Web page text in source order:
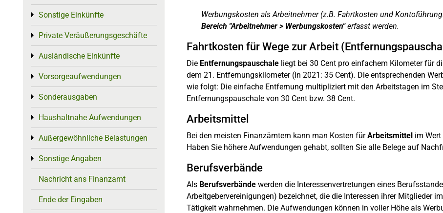
Werbungskosten als Arbeitnehmer (z.B. Fahrtkosten und
Bereich "Arbeitnehmer > Werbungskosten"erfasst werden.
Fahrtkosten für Wege zur Arbeit
Die Entfernungspauschale liegt bei 30 Cent pro einfachem Kilometer für
dem 21. Entfernungskilometer (in 2021: 35 Cent). Die entsprechenden
wie folgt: Die einfache Entfernung multipliziert mit den Arbeitstagen im
Entfernungspauschale von 30 Cent bzw. 38 Cent.
Arbeitsmittel
Bei den meisten Finanzämtern kann man Kosten fürArbeitsmittel im
Haben Sie höhere Aufwendungen gehabt, sollten Sie alle Belege auf
Berufsverbände
Als Berufsverbände werden die Interessenvertretungen eines
Arbeitgebervereinigungen) bezeichnet, die die Interessen ihrer Mitglieder
Tätigkeit wahrnehmen. Die Aufwendungen können in voller Höhe als
Sonstige Einkünfte
Toggle menu
Private Veräußerungsgeschäfte
Toggle menu
Ausländische Einkünfte
Toggle menu
Vorsorgeaufwendungen
Toggle menu
Sonderausgaben
Toggle menu
Haushaltnahe Aufwendungen
Toggle menu
Außergewöhnliche Belastungen
Toggle menu
Sonstige Angaben
Toggle menu
Nachricht ans Finanzamt
Ende der Eingaben